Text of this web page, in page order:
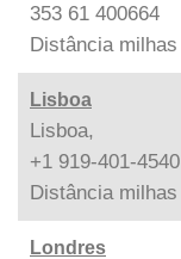
353 61 400664
Distância milhas
Lisboa
Lisboa,
+1 919-401-4540
Distância milhas
Londres